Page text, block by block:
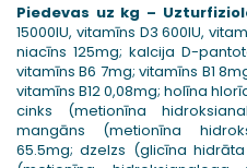
Piedevas uz kg –
15000IU, vitamīns D3 600IU,
niacīns 125mg; kalcija D-
vitamīns B6 7mg; vitamīns B1
vitamīns B12 0,08mg; holīna
cinks (metionīna
mangāns (metionīna
65.5mg; dzelzs (glicīna